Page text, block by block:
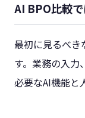
AI BPO比較
最初に見るべき
す。業務の入力
必要なAI機能と